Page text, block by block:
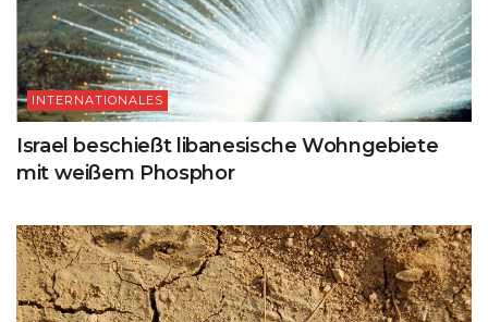
INTERNATIONALES
Israel beschießt libanesische Wohngebiete
mit weißem Phosphor